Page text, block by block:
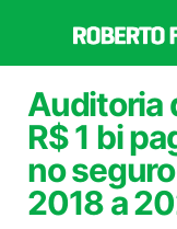
o
conteúdo
Auditoria
R$ 1 bi
no
2018 a